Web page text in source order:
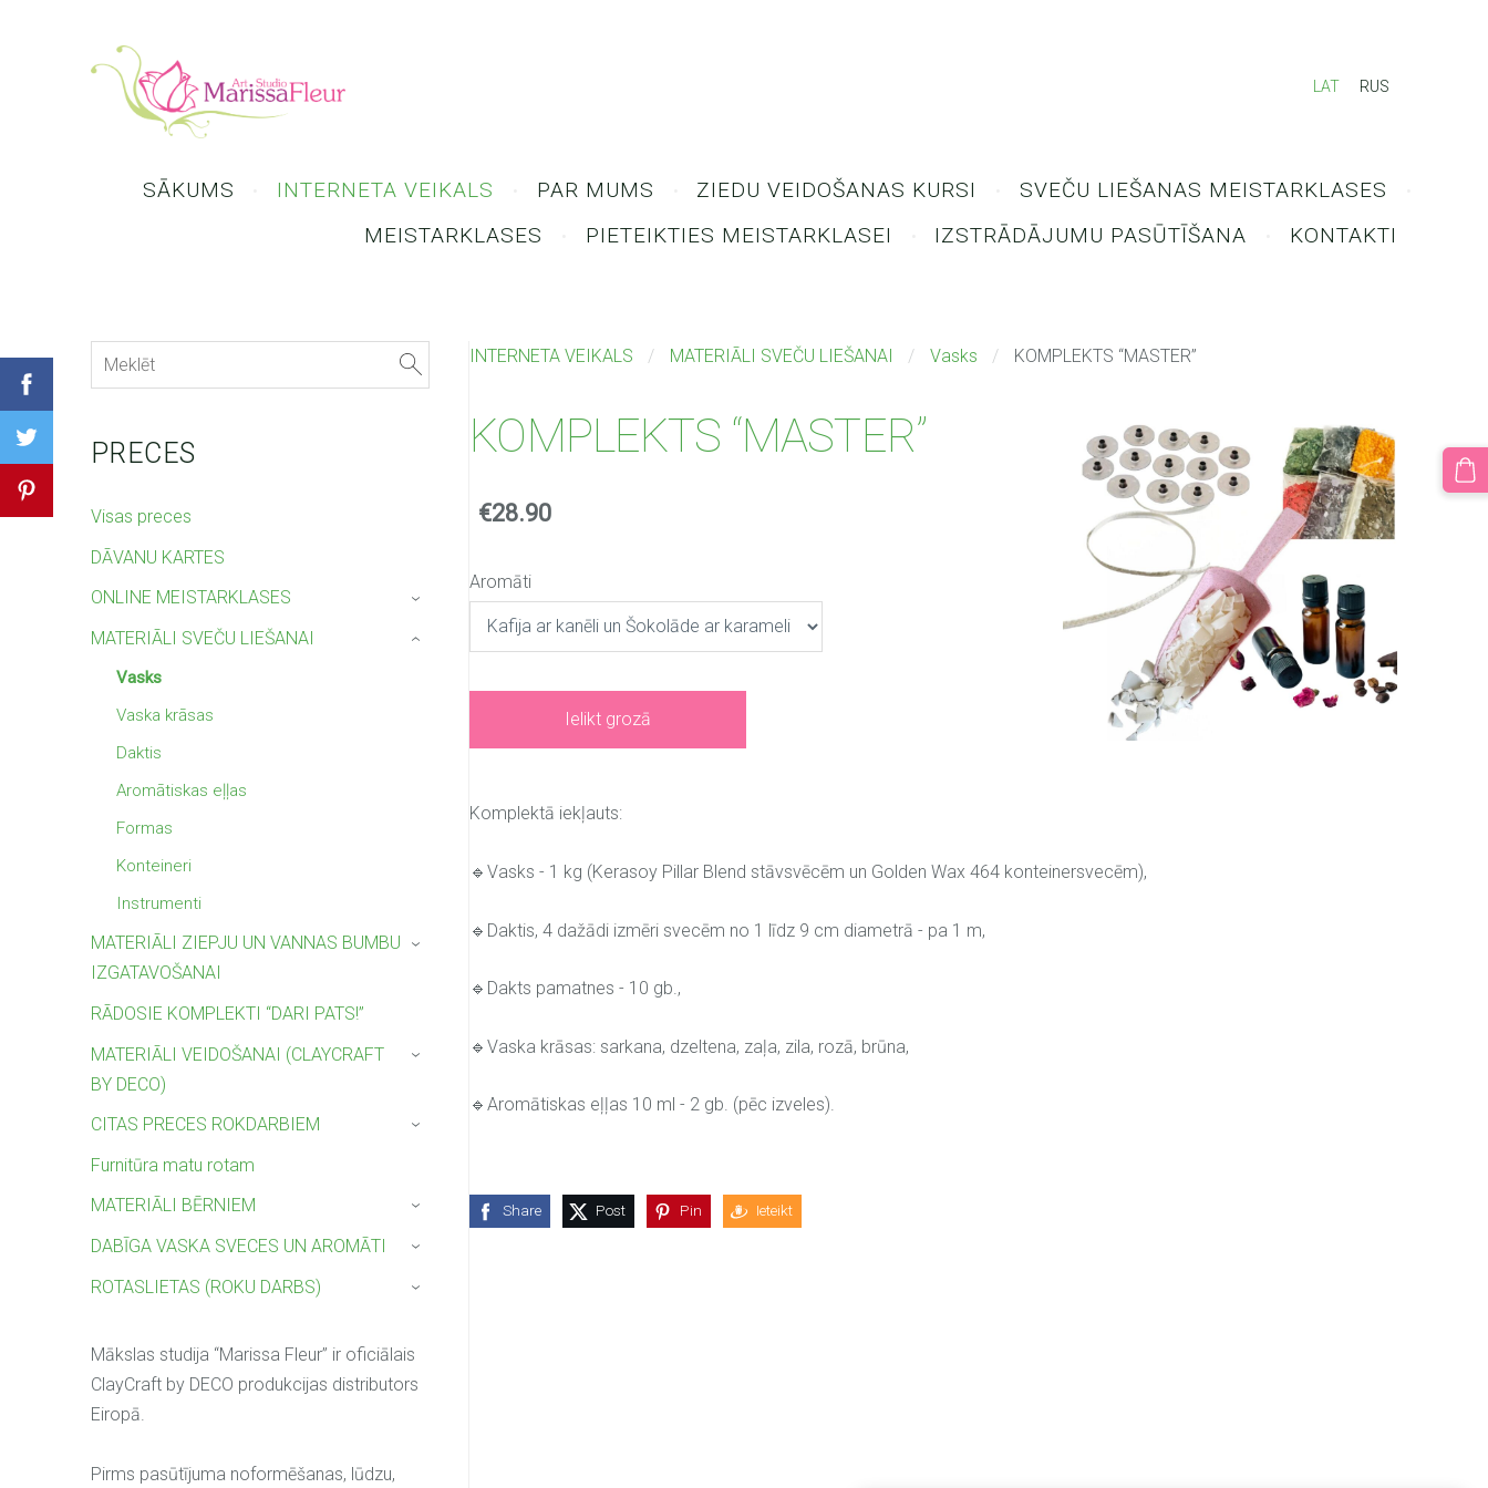
SĀKUMS INTERNETA VEIKALS PAR MUMS ZIEDU VEIDOŠANAS KURSI
SVEČU LIEŠANAS MEISTARKLASES
MEISTARKLASES
PIETEIKTIES MEISTARKLASEI IZSTRĀDĀJUMU PASŪTĪŠANA KONTAKTI
LAT RUS
PRECES
Visas preces
DĀVANU KARTES
ONLINE MEISTARKLASES
›
MATERIĀLI SVEČU LIEŠANAI
Vasks
Vaska krāsas
Daktis
Aromātiskas eļļas
Formas
Konteineri
Instrumenti
›
MATERIĀLI ZIEPJU UN VANNAS BUMBU
IZGATAVOŠANAI
›
RĀDOSIE KOMPLEKTI “DARI PATS!”
MATERIĀLI VEIDOŠANAI (CLAYCRAFT
BY DECO)
›
CITAS PRECES ROKDARBIEM ›
Furnitūra matu rotam
MATERIĀLI BĒRNIEM
›
DABĪGA VASKA SVECES UN AROMĀTI ›
ROTASLIETAS (ROKU DARBS) ›
Mākslas studija “Marissa Fleur” ir oficiālais
ClayCraft by DECO produkcijas distributors
Eiropā.
Pirms pasūtījuma noformēšanas, lūdzu,
INTERNETA VEIKALS MATERIĀLI SVEČU LIEŠANAI Vasks KOMPLEKTS “MASTER”
KOMPLEKTS “MASTER”
€28.90
Aromāti
Ielikt grozā
Komplektā iekļauts:
🔹Vasks - 1 kg (Kerasoy Pillar Blend stāvsvēcēm un Golden Wax 464 konteinersvecēm),
🔹Daktis, 4 dažādi izmēri svecēm no 1 līdz 9 cm diametrā - pa 1 m,
🔹Dakts pamatnes - 10 gb.,
🔹Vaska krāsas: sarkana, dzeltena, zaļa, zila, rozā, brūna,
🔹Aromātiskas eļļas 10 ml - 2 gb. (pēc izveles).
Share Post Pin Ieteikt